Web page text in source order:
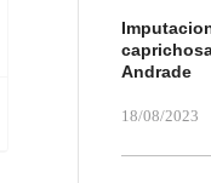
Andrade
18/08/2023